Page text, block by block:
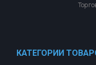
КАТЕГОРИИ